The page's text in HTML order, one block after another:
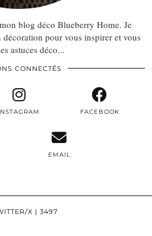
blog déco Blueberry Home. Je
pour vous inspirer et vous
astuces déco...
CONNECTÉS
FACEBOOK
EMAIL
X | 3497